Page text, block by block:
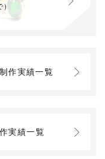
制作実績一覧
実績一覧